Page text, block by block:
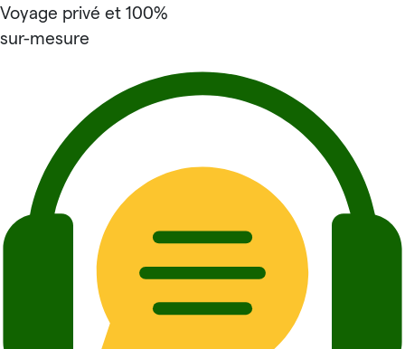
Voyage privé et 100%
sur-mesure